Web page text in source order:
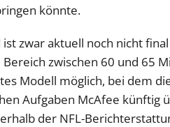
könnte.
ist zwar aktuell noch nicht
zwischen 60 und 65
Modell möglich, bei dem
Aufgaben McAfee
der NFL-